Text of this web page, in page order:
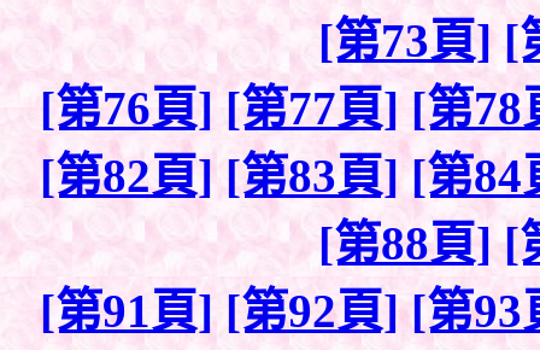
[第73頁] [
[第76頁] [第77頁] [第78
[第82頁] [第83頁] [第84
[第88頁] [
[第91頁] [第92頁] [第93